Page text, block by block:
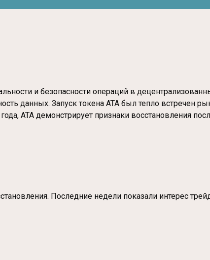
и безопасности операций в
данных. Запуск токена ATA был тепло встречен
ATA демонстрирует признаки восстановления
Последние недели показали интерес